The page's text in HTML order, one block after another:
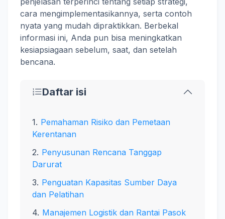
cara mengimplementasikannya, serta contoh
nyata yang mudah dipraktikkan. Berbekal
informasi ini, Anda pun bisa meningkatkan
kesiapsiagaan sebelum, saat, dan setelah
bencana.
Daftar isi
Pemahaman Risiko dan Pemetaan
Kerentanan
Penyusunan Rencana Tanggap
Darurat
Penguatan Kapasitas Sumber Daya
dan Pelatihan
Manajemen Logistik dan Rantai Pasok